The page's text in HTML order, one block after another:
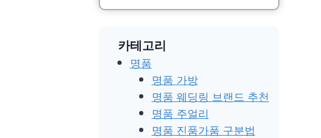
카테고리
명품
명품 가방
명품 웨딩링 브랜드 추천
명품 주얼리
명품 진품가품 구분법